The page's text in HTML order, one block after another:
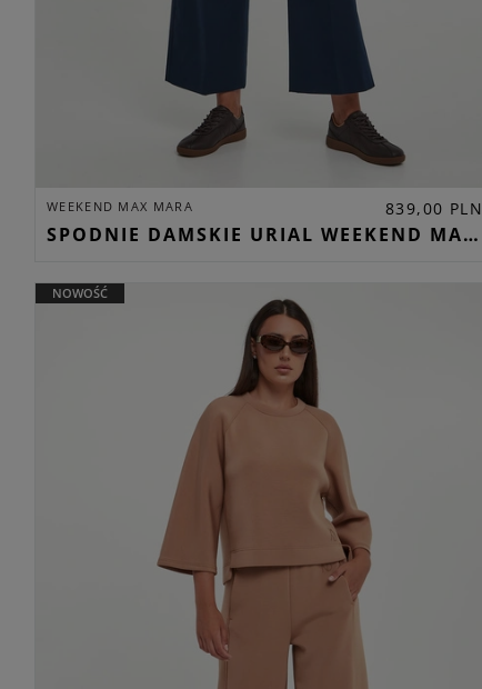
WEEKEND MAX MARA 839,00 PLN
SPODNIE DAMSKIE URIAL WEEKEND MAX MARA GRANATOWY CULOTTE
NOWOŚĆ